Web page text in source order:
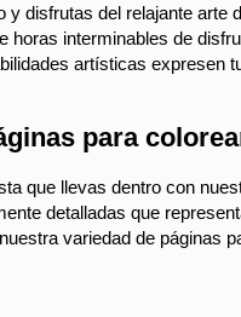
disfrutas del relajante
horas interminables de
artísticas expresen
para
que llevas dentro con
detalladas que
variedad de páginas